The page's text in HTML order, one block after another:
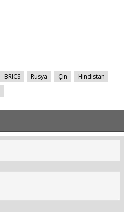
BRICS Rusya Çin
Hindistan